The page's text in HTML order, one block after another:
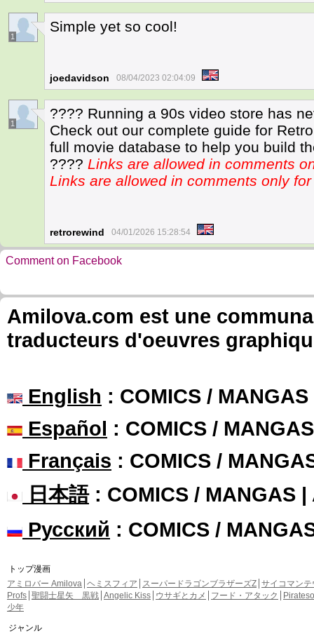
1
Simple yet so cool!
joedavidson 08/04/2023 02:04:09
1
???? Running a 90s video store has
Check out our complete guide for
full movie database to help you build
???? Links are allowed in comments
Links are allowed in comments only
retrorewind 04/01/2026 15:28:54
Comment on Facebook
Amilova.com est une
traducteurs d'oeuvres
English : COMICS /
Español : COMICS /
Français : COMICS /
日本語: COMICS / MANGAS |
Русский : COMICS /
トップ漫画
アミロバー Amilova ヘミスフィア スーパードラゴンブラザーズZ サイコマンテ
Profs 聖闘士星矢 黒戦 Angelic Kiss ウサギとカメ フード・アタック
少年
ジャンル